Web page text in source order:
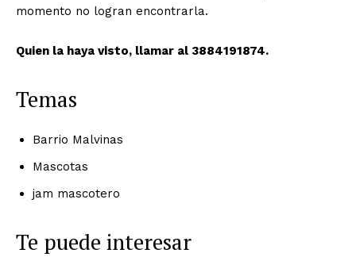
momento no logran encontrarla.
Quien la haya visto, llamar al 3884191874.
Temas
Barrio Malvinas
Mascotas
jam mascotero
Te puede interesar